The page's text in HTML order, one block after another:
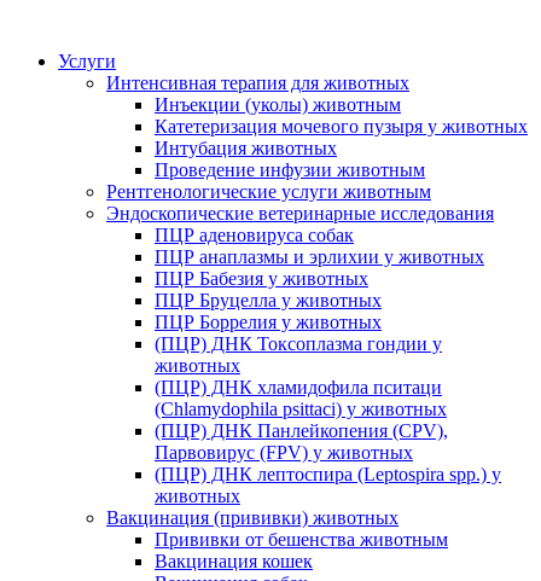
Услуги
Интенсивная терапия для животных
Инъекции (уколы) животным
Катетеризация мочевого пузыря у животных
Интубация животных
Проведение инфузии животным
Рентгенологические услуги животным
Эндоскопические ветеринарные исследования
ПЦР аденовируса собак
ПЦР анаплазмы и эрлихии у животных
ПЦР Бабезия у животных
ПЦР Бруцелла у животных
ПЦР Боррелия у животных
(ПЦР) ДНК Токсоплазма гондии у
животных
(ПЦР) ДНК хламидофила пситаци
(Chlamydophila psittaci) у животных
(ПЦР) ДНК Панлейкопения (CPV),
Парвовирус (FPV) у животных
(ПЦР) ДНК лептоспира (Leptospira spp.) у
животных
Вакцинация (прививки) животных
Прививки от бешенства животным
Вакцинация кошек